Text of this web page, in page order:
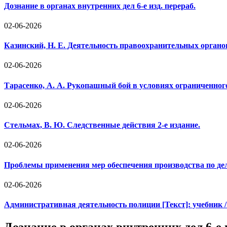
Дознание в органах внутренних дел 6-е изд. перераб.
02-06-2026
Казинский, Н. Е. Деятельность правоохранительных
02-06-2026
Тарасенко, А. А. Рукопашный бой в условиях
02-06-2026
Стельмах, В. Ю. Следственные действия 2-е издание.
02-06-2026
Проблемы применения мер обеспечения производства по
02-06-2026
Административная деятельность полиции [Текст]: